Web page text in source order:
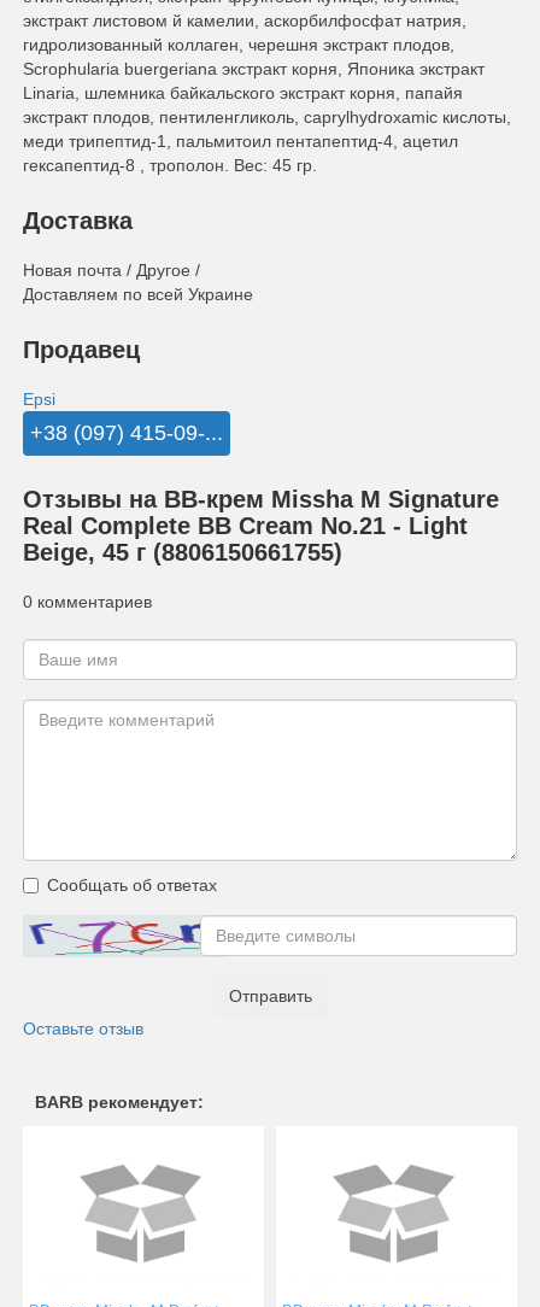
экстракт листовом й камелии, аскорбилфосфат натрия,
гидролизованный коллаген, черешня экстракт плодов,
Scrophularia buergeriana экстракт корня, Японика экстракт
Linaria, шлемника байкальского экстракт корня, папайя
экстракт плодов, пентиленгликоль, caprylhydroxamic кислоты,
меди трипептид-1, пальмитоил пентапептид-4, ацетил
гексапептид-8 , трополон. Вес: 45 гр.
Доставка
Новая почта / Другое /
Доставляем по всей Украине
Продавец
Epsi
+38 (097) 415-09-...
Отзывы на BB-крем Missha M Signature
Real Complete BB Cream No.21 - Light
Beige, 45 г (8806150661755)
0 комментариев
Сообщать об ответах
Отправить
Оставьте отзыв
BARB рекомендует: